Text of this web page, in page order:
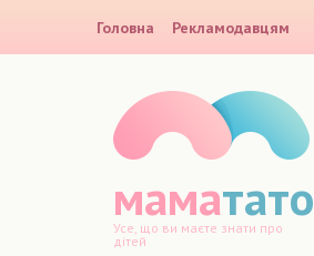
Головна Рекламодавцям
маматато
Усе, що ви маєте знати про
дітей